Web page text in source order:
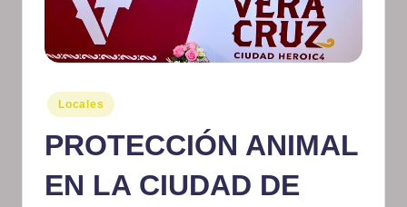
o
r
m
at
iv
o
Publicado
en
Locales
PROTECCIÓN ANIMAL
EN LA CIUDAD DE